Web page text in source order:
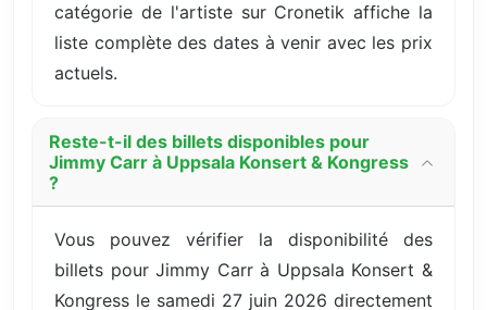
catégorie de l'artiste sur Cronetik affiche la
liste complète des dates à venir avec les prix
actuels.
Reste-t-il des billets disponibles pour
Jimmy Carr à Uppsala Konsert & Kongress
?
Vous pouvez vérifier la disponibilité des
billets pour Jimmy Carr à Uppsala Konsert &
Kongress le samedi 27 juin 2026 directement